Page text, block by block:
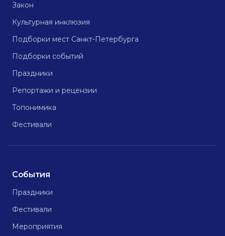
Закон
Культурная инклюзия
Подборки мест Санкт-Петербурга
Подборки событий
Праздники
Репортажи и рецензии
Топонимика
Фестивали
События
Праздники
Фестивали
Мероприятия